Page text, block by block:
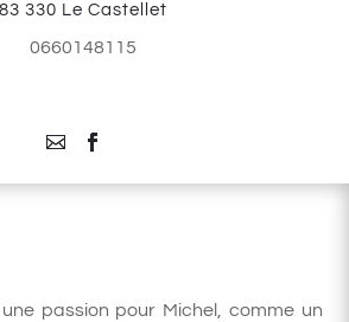
83 330 Le Castellet
0660148115
passion pour Michel, comme un